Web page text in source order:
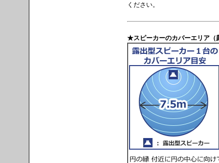
ください。
★スピーカーのカバーエリア（